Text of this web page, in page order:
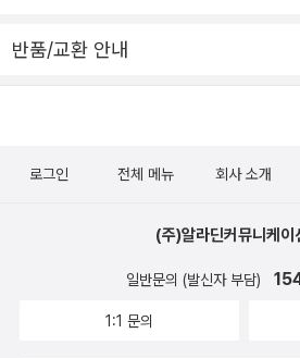
이 없으면 죽게 되는 미생의 운명이 아닐
안 돼도 고민이지만 장사가 잘 돼도 고민
집/가게'가 없다는 것은 공포스러운 일
는 부동산 임대업으로 부를 축적하는 토건
다. 구석진 곳에 집구석 하나 만들어 살겠
도 아닌, 소박한 욕망은 알파고에 의해 산
리 아이는 일찍부터 토론 문화를 접해보고
즐겼으면 좋겠다는 생각이 들었다. 토론
있고, 그 안에서 소통을 배우고, 예절과
좋은 교육의 장이라는 생각이 들었다.
국의 한서, 후한서, 진서, 송서 양서 위서
세히 기록하고 타국은 특히 우리니라는 간
다. 또한 중국만을 높이고 우리나라를 날
기 위하여 우리나라 삼국을 중심으로 한
해 역사적이고 기록에 남아있는 과학적
국사기입니다.전기소설류인 금오신화, 왕
소설로는 토끼전, 장끼전, 두껍전, 천군연
설은 임진록, 임경업전, 신미록, 박씨부인
반품/교환 안내
로그인 전체 메뉴 회사 소개
(주)알라딘커뮤니케이
일반문의 (발신자 부담)
1:1 문의